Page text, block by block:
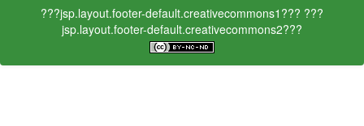
???jsp.layout.footer-default.creativecommons1??? ???
jsp.layout.footer-default.creativecommons2???